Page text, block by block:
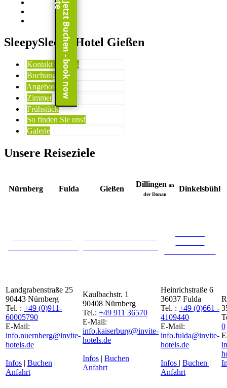
Jetzt Buchen - book now
SleepySleepy Hotel Gießen
Kontakt & Infos
Buchung
Angebote
Zimmer
Frühstück
So finden Sie uns!
Galerie
Unsere Reiseziele
Nürnberg Fulda Gießen
Dillingen an
der Donau
Dinkelsbühl
Landgrabenstraße 25
90443 Nürnberg
Tel. : +49 (0)911-
60005790
E-Mail:
info.nuernberg@invite-
hotels.de
Infos | Buchen |
Anfahrt
Kaulbachstr. 1
90408 Nürnberg
Tel.: +49 911 36570
E-Mail:
info.kaiserburg@invite-
hotels.de
Infos | Buchen |
Anfahrt
Heinrichstraße 6
36037 Fulda
Tel. : +49 (0)661 -
4109440
E-Mail:
info.fulda@invite-
hotels.de
Infos | Buchen |
Anfahrt
0